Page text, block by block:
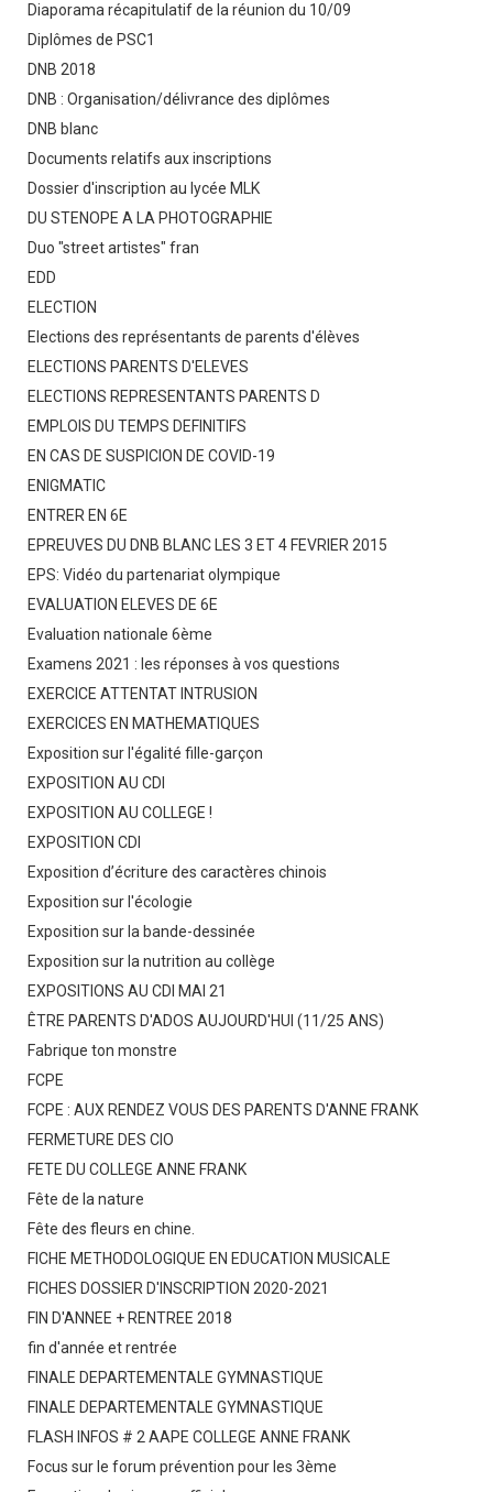
Diaporama récapitulatif de la réunion du 10/09
Diplômes de PSC1
DNB 2018
DNB : Organisation/délivrance des diplômes
DNB blanc
Documents relatifs aux inscriptions
Dossier d'inscription au lycée MLK
DU STENOPE A LA PHOTOGRAPHIE
Duo "street artistes" fran
EDD
ELECTION
Elections des représentants de parents d'élèves
ELECTIONS PARENTS D'ELEVES
ELECTIONS REPRESENTANTS PARENTS D
EMPLOIS DU TEMPS DEFINITIFS
EN CAS DE SUSPICION DE COVID-19
ENIGMATIC
ENTRER EN 6E
EPREUVES DU DNB BLANC LES 3 ET 4 FEVRIER 2015
EPS: Vidéo du partenariat olympique
EVALUATION ELEVES DE 6E
Evaluation nationale 6ème
Examens 2021 : les réponses à vos questions
EXERCICE ATTENTAT INTRUSION
EXERCICES EN MATHEMATIQUES
Exposition sur l'égalité fille-garçon
EXPOSITION AU CDI
EXPOSITION AU COLLEGE !
EXPOSITION CDI
Exposition d’écriture des caractères chinois
Exposition sur l'écologie
Exposition sur la bande-dessinée
Exposition sur la nutrition au collège
EXPOSITIONS AU CDI MAI 21
ÊTRE PARENTS D'ADOS AUJOURD'HUI (11/25 ANS)
Fabrique ton monstre
FCPE
FCPE : AUX RENDEZ VOUS DES PARENTS D'ANNE FRANK
FERMETURE DES CIO
FETE DU COLLEGE ANNE FRANK
Fête de la nature
Fête des fleurs en chine.
FICHE METHODOLOGIQUE EN EDUCATION MUSICALE
FICHES DOSSIER D'INSCRIPTION 2020-2021
FIN D'ANNEE + RENTREE 2018
fin d'année et rentrée
FINALE DEPARTEMENTALE GYMNASTIQUE
FINALE DEPARTEMENTALE GYMNASTIQUE
FLASH INFOS # 2 AAPE COLLEGE ANNE FRANK
Focus sur le forum prévention pour les 3ème